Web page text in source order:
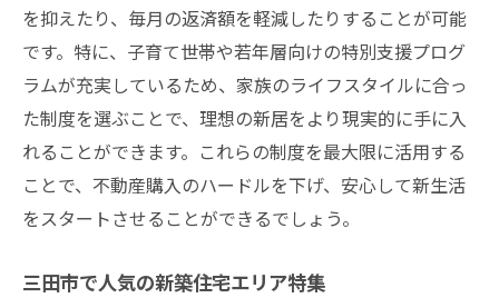
を抑えたり、毎月の返済額を軽減したりすることが可能
です。特に、子育て世帯や若年層向けの特別支援プログ
ラムが充実しているため、家族のライフスタイルに合っ
た制度を選ぶことで、理想の新居をより現実的に手に入
れることができます。これらの制度を最大限に活用する
ことで、不動産購入のハードルを下げ、安心して新生活
をスタートさせることができるでしょう。
三田市で人気の新築住宅エリア特集